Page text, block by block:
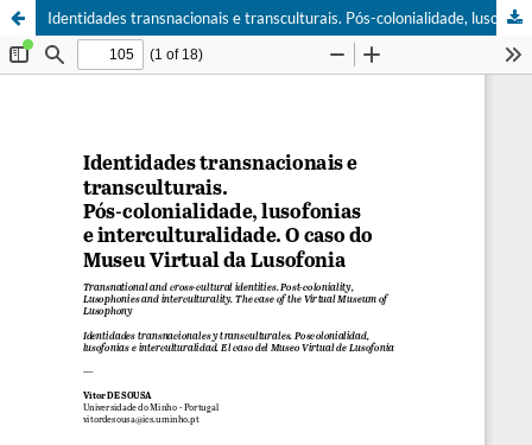
Identidades transnacionais e transculturais. Pós-colonialidade, lusofonias e interculturalidade. O caso do Museu Virtual da Lusofonia